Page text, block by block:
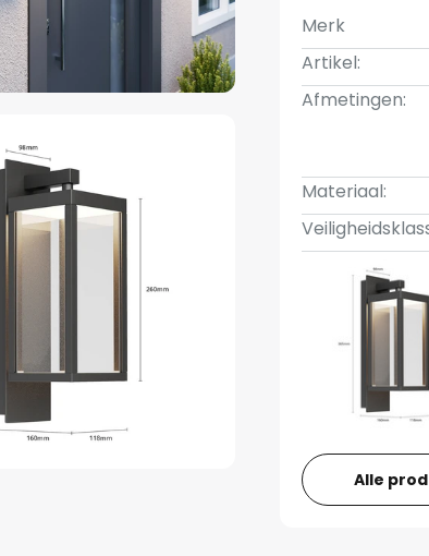
Merk
Artikel:
Afmetingen:
Materiaal:
Alle